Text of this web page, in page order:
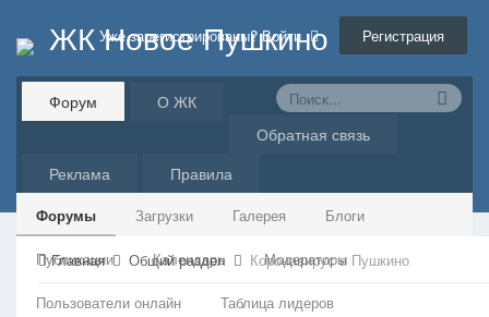
ЖК Новое Пушкино
Уже зарегистрированы? Войти Регистрация
Форум
Форумы Загрузки Галерея Блоги
Публикации Календарь Модераторы
Пользователи онлайн Таблица лидеров
О ЖК
Обратная связь
Реклама
Правила
Главная Общий раздел Коронавирус в Пушкино